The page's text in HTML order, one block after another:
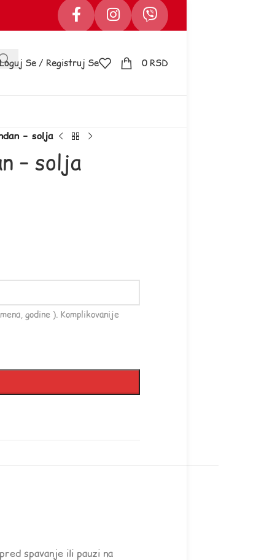
Loguj Se / Registruj Se 0 RSD
– solja
– solja
godine ). Komplikovanije
spavanje ili pauzi na